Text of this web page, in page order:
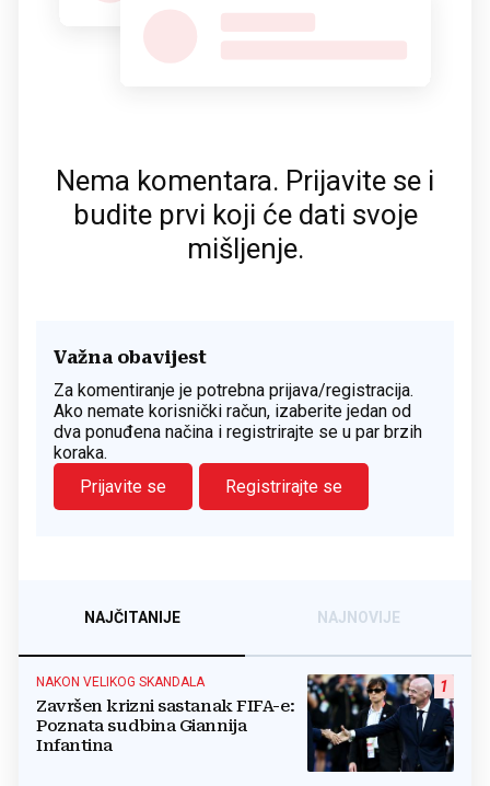
Nema komentara. Prijavite se i
budite prvi koji će dati svoje
mišljenje.
Važna obavijest
Za komentiranje je potrebna prijava/registracija.
Ako nemate korisnički račun, izaberite jedan od
dva ponuđena načina i registrirajte se u par brzih
koraka.
Prijavite se
Registrirajte se
NAJČITANIJE NAJNOVIJE
1
NAKON VELIKOG SKANDALA
Završen krizni sastanak FIFA-e:
Poznata sudbina Giannija
Infantina